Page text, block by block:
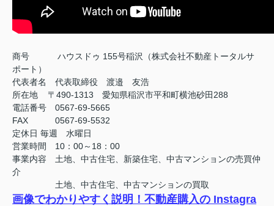
商号
ハウスドゥ 155号稲沢（株式会社不動産トータルサ
ポート）
代表者名 代表取締役 渡邉 友浩
所在地 〒490-1313 愛知県稲沢市平和町横池砂田288
電話番号 0567-69-5665
FAX
0567-69-5532
定休日 毎週 水曜日
営業時間 10：00～18：00
事業内容 土地、中古住宅、新築住宅、中古マンションの売買仲
介
土地、中古住宅、中古マンションの買取
画像でわかりやすく説明！不動産購入の Instagra